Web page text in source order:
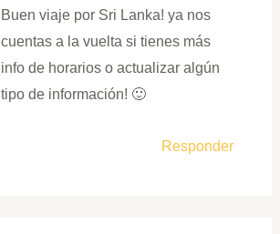
Buen viaje por Sri Lanka! ya nos
cuentas a la vuelta si tienes más
info de horarios o actualizar algún
tipo de información! 🙂
Responder